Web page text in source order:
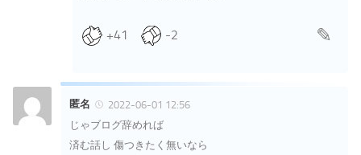
+41 -2
匿名
2022-06-01 12:56
じゃブログ辞めれば
済む話し 傷つきたく無いなら